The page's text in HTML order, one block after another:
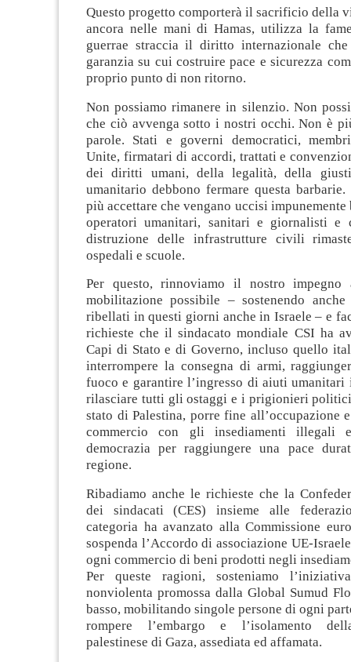
Questo progetto comporterà il sacrificio della
ancora nelle mani di Hamas, utilizza la
guerrae straccia il diritto internazionale che
garanzia su cui costruire pace e sicurezza
proprio punto di non ritorno.
Non possiamo rimanere in silenzio. Non
che ciò avvenga sotto i nostri occhi. Non è
parole. Stati e governi democratici,
Unite, firmatari di accordi, trattati e
dei diritti umani, della legalità, della
umanitario debbono fermare questa barbarie.
più accettare che vengano uccisi impunemente
operatori umanitari, sanitari e giornalisti e
distruzione delle infrastrutture civili
ospedali e scuole.
Per questo, rinnoviamo il nostro impegno
mobilitazione possibile – sostenendo
ribellati in questi giorni anche in Israele – e
richieste che il sindacato mondiale CSI ha
Capi di Stato e di Governo, incluso quello
interrompere la consegna di armi,
fuoco e garantire l’ingresso di aiuti
rilasciare tutti gli ostaggi e i prigionieri
stato di Palestina, porre fine all’occupazione
commercio con gli insediamenti illegali
democrazia per raggiungere una pace
regione.
Ribadiamo anche le richieste che la
dei sindacati (CES) insieme alle
categoria ha avanzato alla Commissione
sospenda l’Accordo di associazione UE-
ogni commercio di beni prodotti negli
Per queste ragioni, sosteniamo
nonviolenta promossa dalla Global Sumud
basso, mobilitando singole persone di ogni
rompere l’embargo e l’isolamento
palestinese di Gaza, assediata ed affamata.